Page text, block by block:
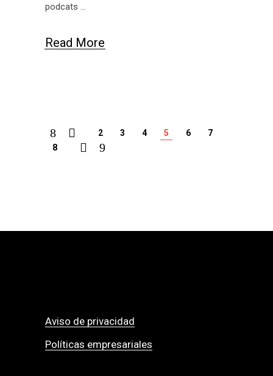
podcats
Read More
2 3 4 5 6
7
8
Aviso de privacidad
Políticas empresariales